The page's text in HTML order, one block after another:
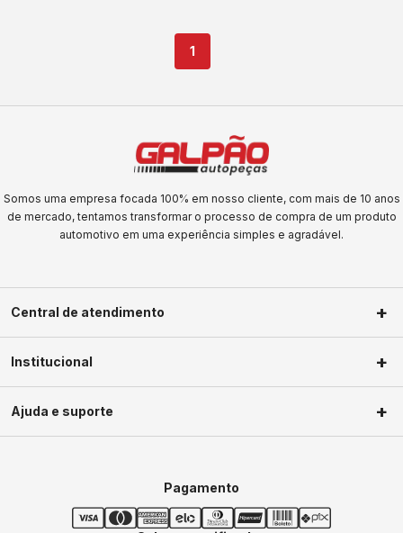
1
Somos uma empresa focada 100% em nosso cliente, com mais de 10 anos
de mercado, tentamos transformar o processo de compra de um produto
automotivo em uma experiência simples e agradável.
Central de atendimento
Segunda a Sexta-Feira das 09h às
Institucional
Privacidade
Ajuda e suporte
Dúvidas frequentes
Pagamento